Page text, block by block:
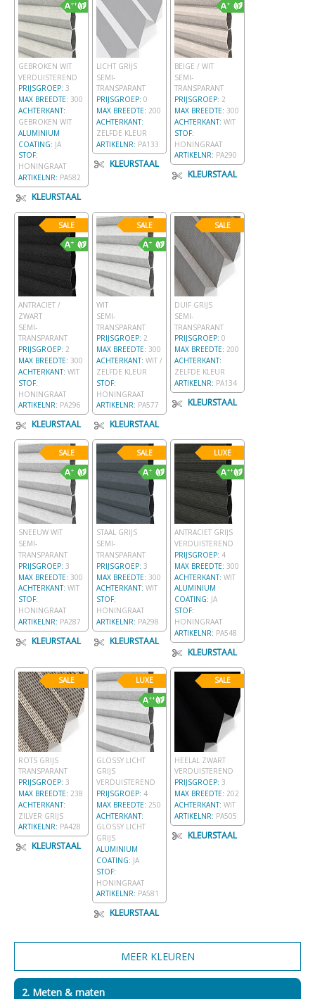
GEBROKEN WIT
VERDUISTEREND
PRIJSGROEP: 3
MAX BREEDTE: 300
ACHTERKANT:
GEBROKEN WIT
ALUMINIUM
COATING: JA
STOF:
HONINGRAAT
ARTIKELNR: PA582
KLEURSTAAL
LICHT GRIJS
SEMI-
TRANSPARANT
PRIJSGROEP: 0
MAX BREEDTE: 200
ACHTERKANT:
ZELFDE KLEUR
ARTIKELNR: PA133
KLEURSTAAL
BEIGE / WIT
SEMI-
TRANSPARANT
PRIJSGROEP: 2
MAX BREEDTE: 300
ACHTERKANT: WIT
STOF:
HONINGRAAT
ARTIKELNR: PA290
KLEURSTAAL
SALE
ANTRACIET /
ZWART
SEMI-
TRANSPARANT
PRIJSGROEP: 2
MAX BREEDTE: 300
ACHTERKANT: WIT
STOF:
HONINGRAAT
ARTIKELNR: PA296
KLEURSTAAL
SALE
WIT
SEMI-
TRANSPARANT
PRIJSGROEP: 2
MAX BREEDTE: 300
ACHTERKANT: WIT /
ZELFDE KLEUR
STOF:
HONINGRAAT
ARTIKELNR: PA577
KLEURSTAAL
SALE
DUIF GRIJS
SEMI-
TRANSPARANT
PRIJSGROEP: 0
MAX BREEDTE: 200
ACHTERKANT:
ZELFDE KLEUR
ARTIKELNR: PA134
KLEURSTAAL
SALE
SNEEUW WIT
SEMI-
TRANSPARANT
PRIJSGROEP: 3
MAX BREEDTE: 300
ACHTERKANT: WIT
STOF:
HONINGRAAT
ARTIKELNR: PA287
KLEURSTAAL
SALE
STAAL GRIJS
SEMI-
TRANSPARANT
PRIJSGROEP: 3
MAX BREEDTE: 300
ACHTERKANT: WIT
STOF:
HONINGRAAT
ARTIKELNR: PA298
KLEURSTAAL
LUXE
ANTRACIET GRIJS
VERDUISTEREND
PRIJSGROEP: 4
MAX BREEDTE: 300
ACHTERKANT: WIT
ALUMINIUM
COATING: JA
STOF:
HONINGRAAT
ARTIKELNR: PA548
KLEURSTAAL
SALE
ROTS GRIJS
TRANSPARANT
PRIJSGROEP: 3
MAX BREEDTE: 238
ACHTERKANT:
ZILVER GRIJS
ARTIKELNR: PA428
KLEURSTAAL
LUXE
GLOSSY LICHT
GRIJS
VERDUISTEREND
PRIJSGROEP: 4
MAX BREEDTE: 250
ACHTERKANT:
GLOSSY LICHT
GRIJS
ALUMINIUM
COATING: JA
STOF:
HONINGRAAT
ARTIKELNR: PA581
KLEURSTAAL
SALE
HEELAL ZWART
VERDUISTEREND
PRIJSGROEP: 3
MAX BREEDTE: 202
ACHTERKANT: WIT
ARTIKELNR: PA505
KLEURSTAAL
2. Meten & maten